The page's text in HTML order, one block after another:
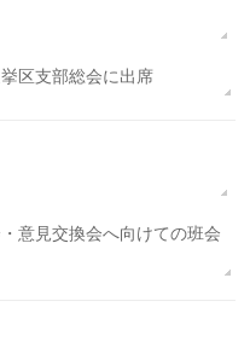
区支部総会に出席
意見交換会へ向けての班会